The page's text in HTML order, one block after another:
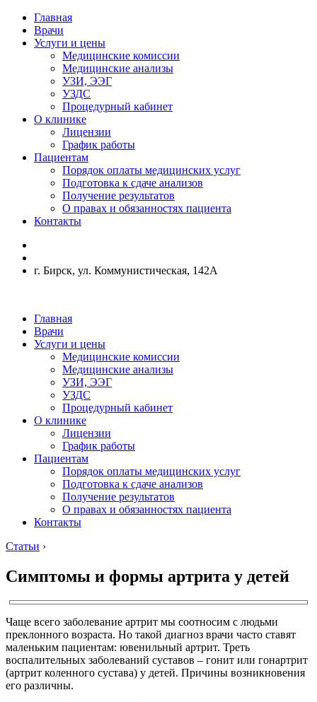
Главная
Врачи
Услуги и цены
Медицинские комиссии
Медицинские анализы
УЗИ, ЭЭГ
УЗДС
Процедурный кабинет
О клинике
Лицензии
График работы
Пациентам
Порядок оплаты медицинских услуг
Подготовка к сдаче анализов
Получение результатов
О правах и обязанностях пациента
Контакты
г. Бирск, ул. Коммунистическая, 142А
Главная
Врачи
Услуги и цены
Медицинские комиссии
Медицинские анализы
УЗИ, ЭЭГ
УЗДС
Процедурный кабинет
О клинике
Лицензии
График работы
Пациентам
Порядок оплаты медицинских услуг
Подготовка к сдаче анализов
Получение результатов
О правах и обязанностях пациента
Контакты
Статьи ›
Симптомы и формы артрита у детей
Чаще всего заболевание артрит мы соотносим с людьми
преклонного возраста. Но такой диагноз врачи часто ставят
маленьким пациентам: ювенильный артрит. Треть
воспалительных заболеваний суставов – гонит или гонартрит
(артрит коленного сустава) у детей. Причины возникновения
его различны.